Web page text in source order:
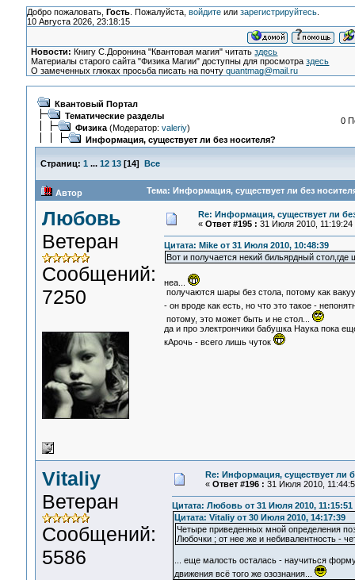
Добро пожаловать, Гость. Пожалуйста, войдитеили зарегистрируйтесь.
10 Августа 2026, 23:18:15
Новости: Книгу С.Доронина "Квантовая магия" читатьздесь
Материалы старого сайта "Физика Магии" доступны для просмотраздесь
О замеченных глюках просьба писать на почтуquantmag@mail.ru
Квантовый Портал
Тематические разделы
Физика(Модератор: valeriy)
Информация, существует ли без носителя?
0
Страниц: 1 ... 12 13[14] Все
Автор Тема: Информация, существует ли без
Любовь
Ветеран
Сообщений:
7250
Re: Информация, существует ли
« Ответ #195 : 31 Июля 2010, 11:19:24
Цитата: Mike от 31 Июля 2010, 10:48:39
Вот и получается некий бильярдный
неа...
получаются шары без стола, потому как
- он вроде как есть, но что это такое -
потому, это может быть и не стол...
да и про электрончики бабушка Наука пока
кАрочь - всего лишь чуток
Vitaliy
Ветеран
Сообщений:
5586
Re: Информация, существует ли
« Ответ #196 : 31 Июля 2010,
Цитата: Любовь от 31 Июля 2010, 11:15:51
Цитата: Vitaliy от 30 Июля 2010, 14:17:39
Четыре приведенных мной определения
Любочки ; от нее же и небивалентность -
... еще малость осталась - научиться
движения всё того же озознания...